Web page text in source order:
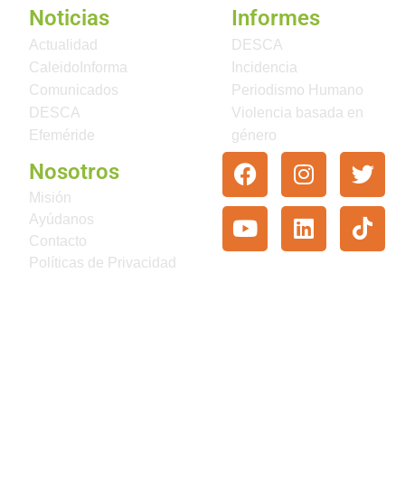
Noticias
Actualidad
CaleidoInforma
Comunicados
DESCA
Efeméride
Informes
DESCA
Incidencia
Periodismo Humano
Violencia basada en
género
Nosotros
Misión
Ayúdanos
Contacto
Políticas de Privacidad